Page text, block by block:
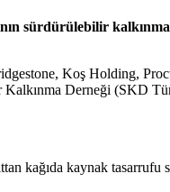
sürdürülebilir kalkınma
Koş Holding,
Derneği (SKD
kağıda kaynak